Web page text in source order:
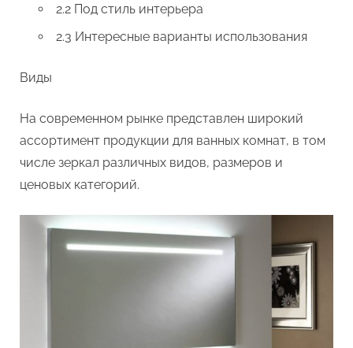
2.2 Под стиль интерьера
2.3 Интересные варианты использования
Виды
На современном рынке представлен широкий
ассортимент продукции для ванных комнат, в том
числе зеркал различных видов, размеров и
ценовых категорий.